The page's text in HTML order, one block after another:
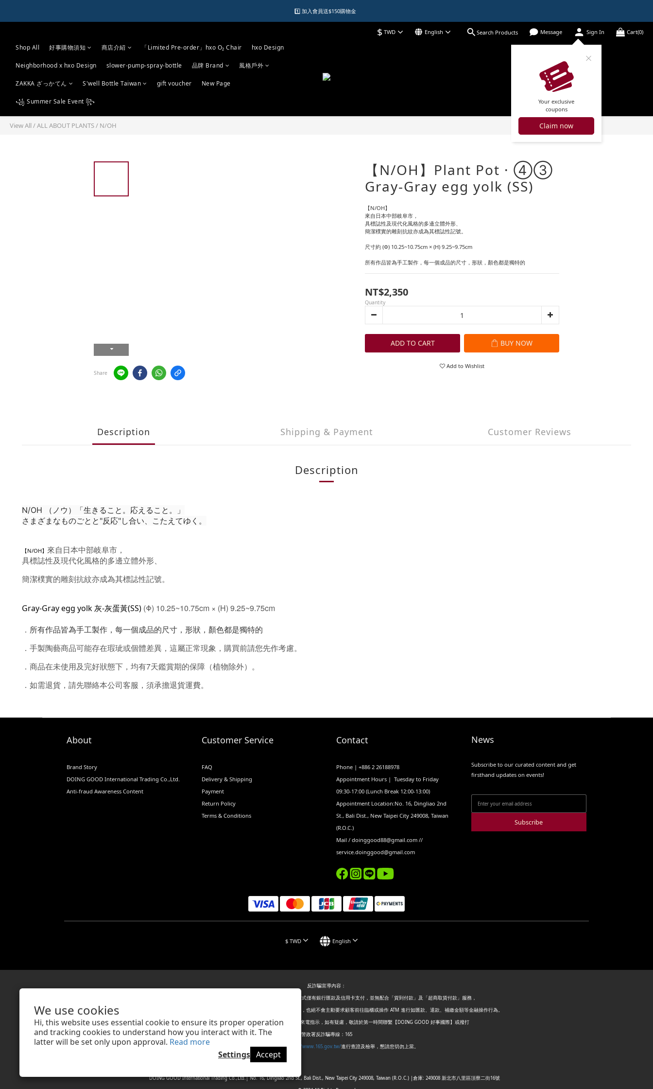
We use cookies
Hi, this website uses essential cookie to ensure its proper operation
and tracking cookies to understand how you interact with it. The
latter will be set only upon approval. Read more
Settings Accept
1️⃣ 加入會員送$150購物金
1️⃣ 加入會員送$150購物金
1️⃣ 加入會員送$150購物金
$ TWD English Search Products Message Sign In
Your exclusive
coupons
Claim now
Cart(0)
Shop All 好事購物須知 商店介紹 「Limited Pre-order」hxo O₂ Chair hxo Design
Neighborhood x hxo Design slower-pump-spray-bottle 品牌 Brand 風格戶外
ZAKKA ざっかてん S'well Bottle Taiwan gift voucher New Page
꧁ Summer Sale Event ꧂
View All/ALL ABOUT PLANTS/ N/OH
Share
【N/OH】Plant Pot · ④③
Gray-Gray egg yolk (SS)
【N/OH】
來自日本中部岐阜市，
具標誌性及現代化風格的多邊立體外形、
簡潔樸實的雕刻抗紋亦成為其標誌性記號。
尺寸約 (Φ) 10.25~10.75cm × (H) 9.25~9.75cm
所有作品皆為手工製作，每一個成品的尺寸，形狀，顏色都是獨特的
NT$2,350
Quantity
ADD TO CART BUY NOW
Add to Wishlist
Description Shipping & Payment Customer Reviews
Description
N/OH （ノウ）「生きること。応えること。」
さまざまなものごとと"反応"し合い、こたえてゆく。
【N/OH】 來自日本中部岐阜市，
具標誌性及現代化風格的多邊立體外形、
簡潔樸實的雕刻抗紋亦成為其標誌性記號。
Gray-Gray egg yolk 灰-灰蛋黃(SS) (Φ) 10.25~10.75cm × (H) 9.25~9.75cm
． 所有作品皆為手工製作，每一個成品的尺寸，形狀，顏色都是獨特的
． 手製陶藝商品可能存在瑕玼或個體差異，這屬正常現象，購買前請您先作考慮。
．商品在未使用及完好狀態下，均有7天鑑賞期的保障（植物除外）。
．如需退貨，請先聯絡本公司客服，須承擔退貨運費。
BUY NOW
About
Brand Story
DOING GOOD International Trading Co.,Ltd.
Anti-fraud Awareness Content
Customer Service
FAQ
Delivery & Shipping
Payment
Return Policy
Terms & Conditions
Contact
Phone | +886 2 26188978
Appointment Hours | Tuesday to Friday
09:30-17:00 (Lunch Break 12:00-13:00)
Appointment Location:No. 16, Dingliao 2nd
St., Bali Dist., New Taipei City 249008, Taiwan
(R.O.C.)
Mail / doinggood88@gmail.com //
service.doinggood@gmail.com
News
Subscribe to our curated content and get
firsthand updates on events!
Subscribe
$ TWD English
反詐騙宣導內容：
親愛的顧客，提醒您，【DOING GOOD 好事國際】付款方式僅有銀行匯款及信用卡支付，並無配合「貨到付款」及「超商取貨付款」服務，
亦不會以任何名義或緣由向您索取或核對金融帳戶、信用卡等個人資訊，也絕不會主動要求顧客前往臨櫃或操作 ATM 進行如匯款、退款、補繳金額等金融操作行為。
若接獲可疑電話或簡訊，敬請提高警覺，切勿輕信不明來電指示，如有疑慮，敬請於第一時間聯繫【DOING GOOD 好事國際】或撥打
警政署反詐騙專線：165
警政署165全民防騙網：https://www.165.gov.tw/進行查證及檢舉，懇請您切勿上當。
DOING GOOD International Trading Co.,Ltd.| No. 16, Dingliao 2nd St., Bali Dist., New Taipei City 249008, Taiwan (R.O.C.) |倉庫: 249008 新北市八里區頂寮二街16號